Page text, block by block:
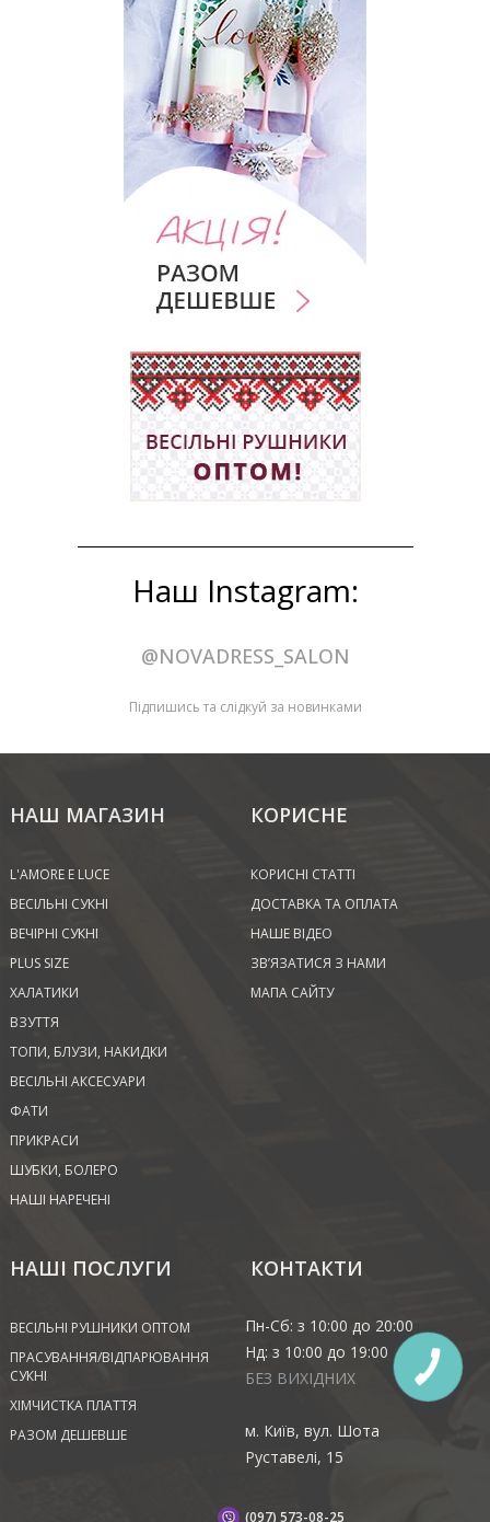
Наш Instagram:
@NOVADRESS_SALON
Підпишись та слідкуй за новинками
НАШ МАГАЗИН
L'AMORE E LUCE
ВЕСІЛЬНІ СУКНІ
ВЕЧІРНІ СУКНІ
PLUS SIZE
ХАЛАТИКИ
ВЗУТТЯ
ТОПИ, БЛУЗИ, НАКИДКИ
ВЕСІЛЬНІ АКСЕСУАРИ
ФАТИ
ПРИКРАСИ
ШУБКИ, БОЛЕРО
НАШІ НАРЕЧЕНІ
КОРИСНЕ
КОРИСНІ СТАТТІ
ДОСТАВКА ТА ОПЛАТА
НАШЕ ВІДЕО
ЗВ’ЯЗАТИСЯ З НАМИ
МАПА САЙТУ
НАШІ ПОСЛУГИ
ВЕСІЛЬНІ РУШНИКИ ОПТОМ
ПРАСУВАННЯ/ВІДПАРЮВАННЯ
СУКНІ
ХІМЧИСТКА ПЛАТТЯ
РАЗОМ ДЕШЕВШЕ
КОНТАКТИ
Пн-Сб: з 10:00 до 20:00
Нд: з 10:00 до 19:00
БЕЗ ВИХІДНИХ
м. Київ, вул. Шота
Руставелі, 15
(097) 573-08-25